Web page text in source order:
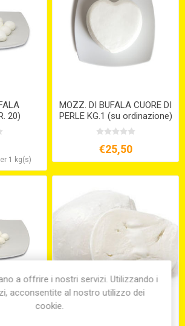
20)
1 kg(s)
MOZZ. DI BUFALA CUORE DI
PERLE KG.1 (su ordinazione)
€25,50
a offrire i nostri servizi. Utilizzando i
acconsentite al nostro utilizzo dei
cookie.